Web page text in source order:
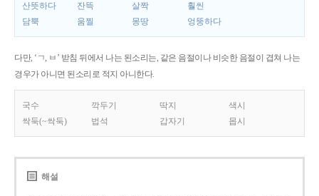
산뜻하다 잔뜩 살짝
훨씬
담뿍
움찔 몽땅 엉뚱하다
다만, ‘ㄱ, ㅂ’ 받침 뒤에서 나는 된소리는, 같은 음절이나 비슷한 음절이 겹쳐 나는
경우가 아니면 된소리로 적지 아니한다.
국수 깍두기 딱지
색시
싹둑(~싹둑)
법석 갑자기 몹시
해설